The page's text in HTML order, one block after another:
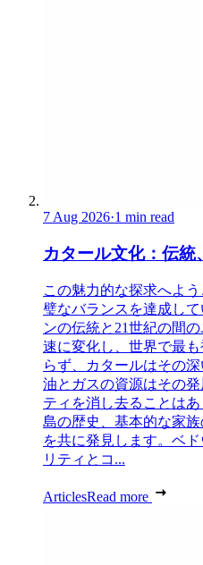
7 Aug 2026·1 min read
カタール文化：伝統
この魅力的な探求へよ
璧なバランスを達成し
ンの伝統と21世紀の間
速に変化し、世界で最
らず、カタールはその
油とガスの資源はその
ティを消し去ることは
島の歴史、基本的な家
を共に発見します。ベ
リティとコ...
ArticlesRead more